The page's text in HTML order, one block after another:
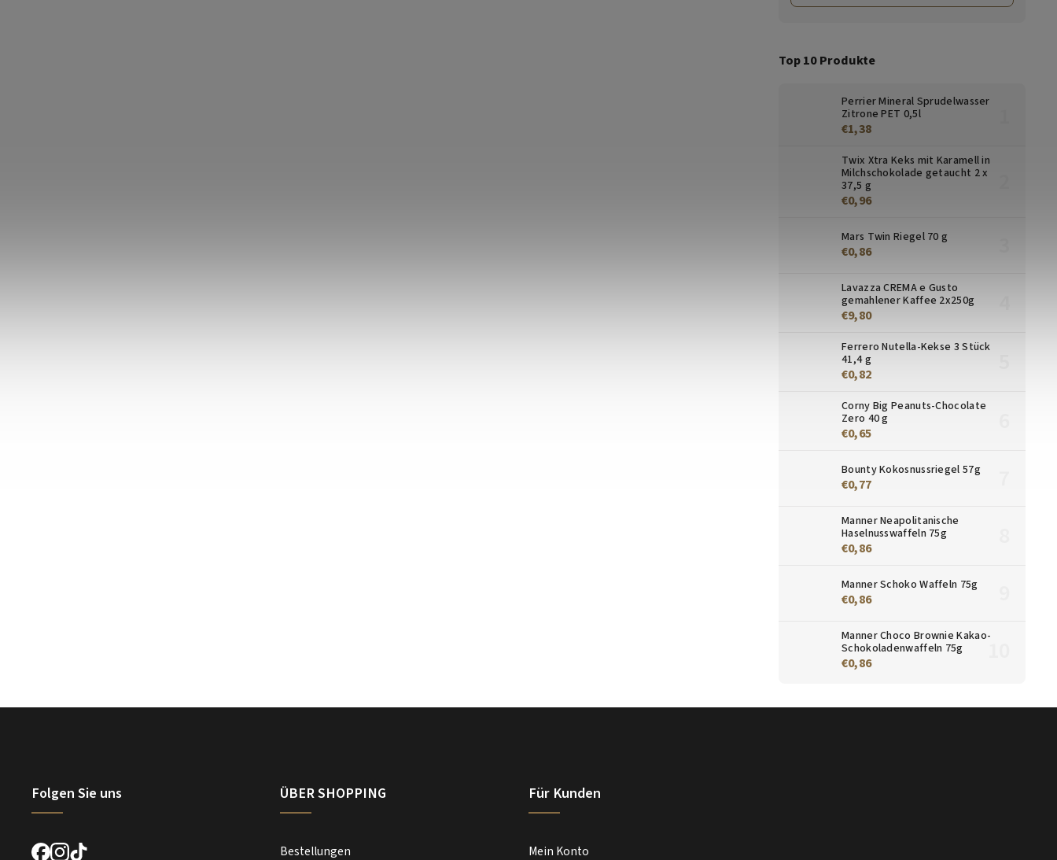
Top 10 Produkte
Perrier Mineral Sprudelwasser
Zitrone PET 0,5l
€1,38
Twix Xtra Keks mit Karamell in
Milchschokolade getaucht 2 x
37,5 g
€0,96
Mars Twin Riegel 70 g
€0,86
Lavazza CREMA e Gusto
gemahlener Kaffee 2x250g
€9,80
Ferrero Nutella-Kekse 3 Stück
41,4 g
€0,82
Corny Big Peanuts-Chocolate
Zero 40 g
€0,65
Bounty Kokosnussriegel 57g
€0,77
Manner Neapolitanische
Haselnusswaffeln 75g
€0,86
Manner Schoko Waffeln 75g
€0,86
Manner Choco Brownie Kakao-
Schokoladenwaffeln 75g
€0,86
Folgen Sie uns ÜBER SHOPPING
Bestellungen
Für Kunden
Mein Konto